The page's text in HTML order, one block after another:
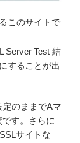
このサイトで
Server Test 結
することが出
のままでAマ
す。さらに
サイトな